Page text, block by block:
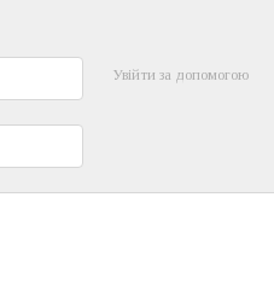
Увійти за допомогою